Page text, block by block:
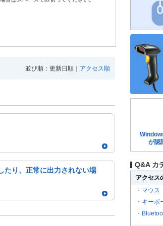
並び順：更新日順｜ アクセス順
たり、正常に出力されない場
が認
Q&A カ
アクセス
・ マウス
・ キーボ
・